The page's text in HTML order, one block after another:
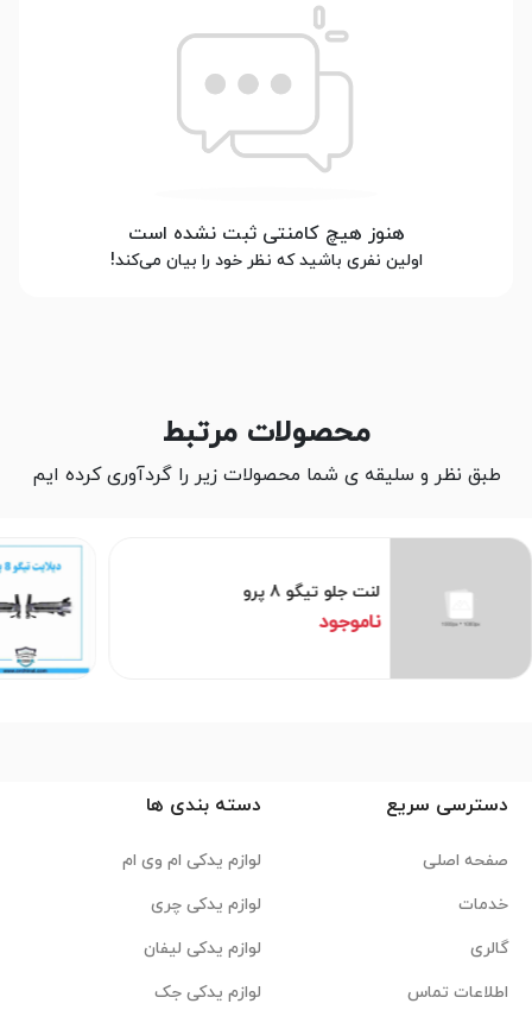
هنوز هیچ کامنتی ثبت نشده است
اولین نفری باشید که نظر خود را بیان می‌کند!
محصولات مرتبط
طبق نظر و سلیقه ی شما محصولات زیر را گردآوری کرده ایم
لنت جلو تیگو 8 پرو
ناموجود
دسترسی سریع
صفحه اصلی
خدمات
گالری
اطلاعات تماس
دسته بندی ها
لوازم یدکی ام وی ام
لوازم یدکی چری
لوازم یدکی لیفان
لوازم یدکی جک